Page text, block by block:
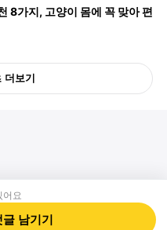
8가지, 고양이 몸에 꼭 맞아 편
보기
어요
글 남기기